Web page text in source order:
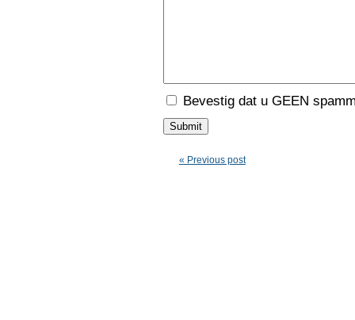
Bevestig dat u GEEN
« Previous post